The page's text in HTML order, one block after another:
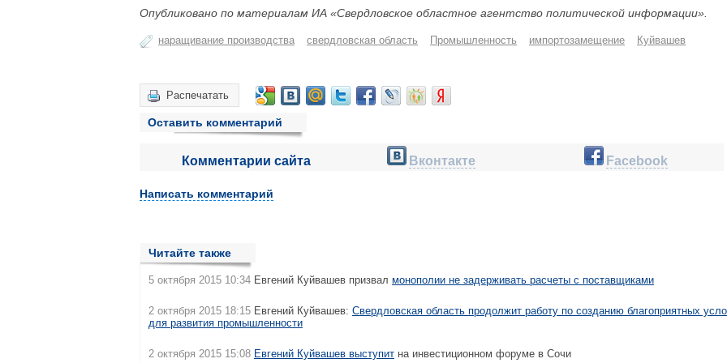
Опубликовано по материалам ИА «Свердловское областное агентство политической информации».
наращивание производства свердловская область Промышленность импортозамещение Куйвашев
Распечатать
Оставить комментарий
Комментарии сайта Вконтакте Facebook
Написать комментарий
Читайте также
5 октября 2015 10:34 Евгений Куйвашев призвал монополии не задерживать расчеты с поставщиками
2 октября 2015 18:15 Евгений Куйвашев: Свердловская область продолжит работу по созданию благоприятных
для развития промышленности
2 октября 2015 15:08 Евгений Куйвашев выступит на инвестиционном форуме в Сочи